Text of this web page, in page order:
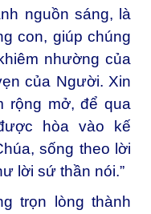
nguồn sáng, là
con, giúp chúng
nhường của
của Người. Xin
rộng mở, để qua
hòa vào kế
sống theo lời
lời sứ thần nói.”
trọn lòng thành